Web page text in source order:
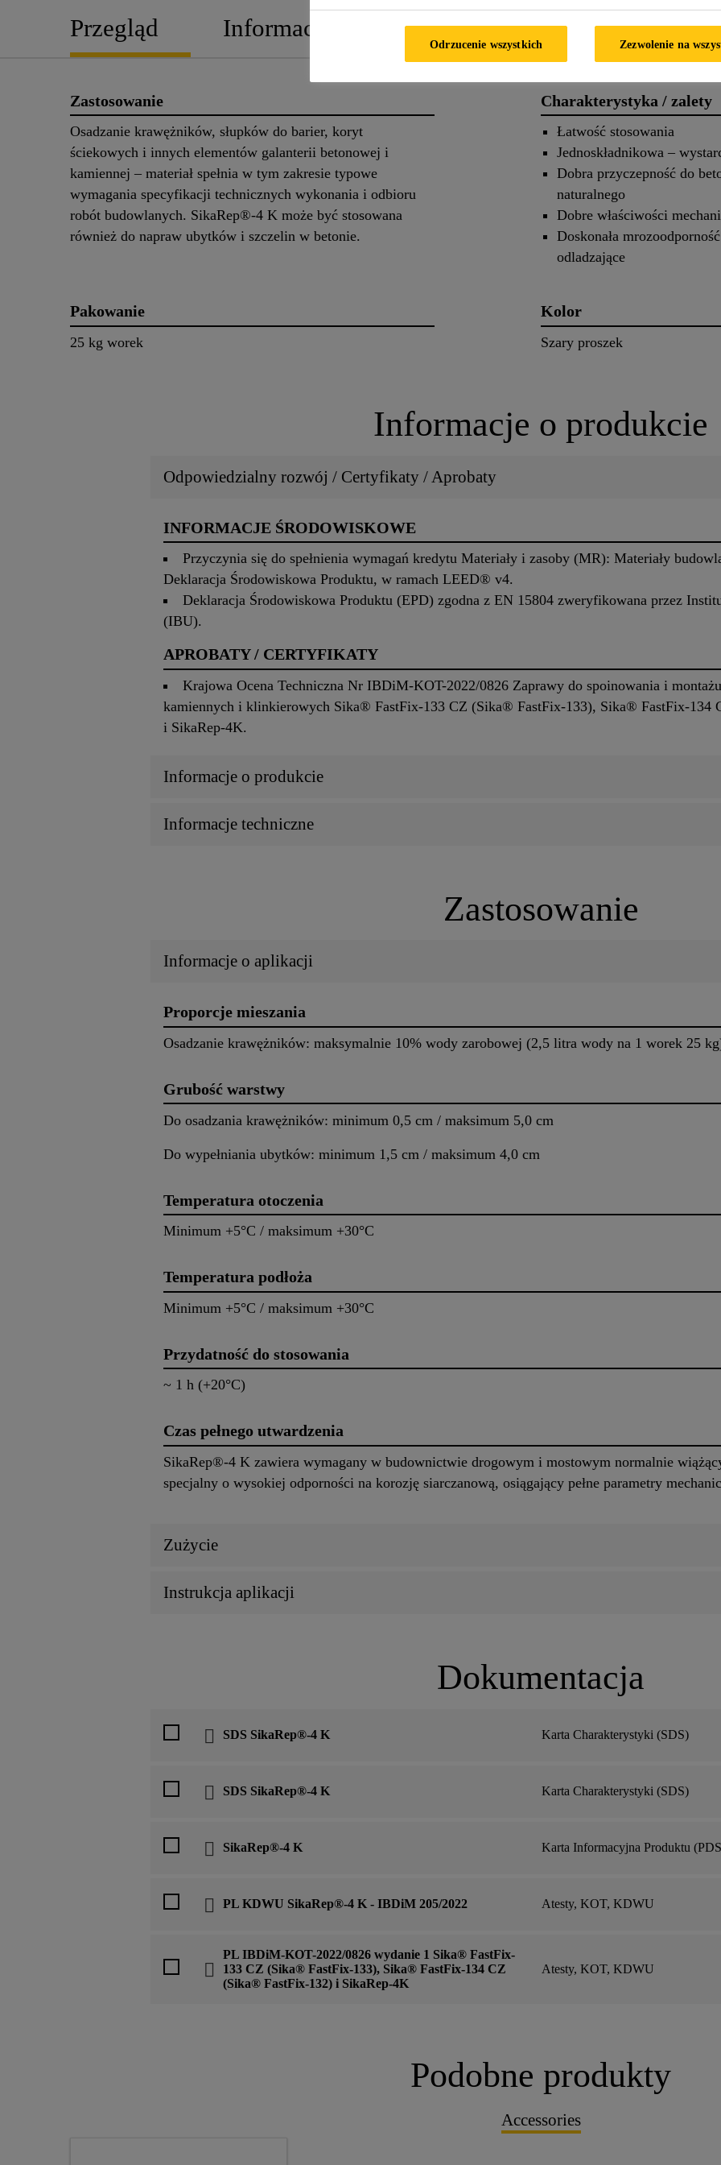
Przegląd Informacje o produkcie Zastosowanie
Zastosowanie
Osadzanie krawężników, słupków do barier, koryt
ściekowych i innych elementów galanterii betonowej i
kamiennej – materiał spełnia w tym zakresie typowe
wymagania specyfikacji technicznych wykonania i odbioru
robót budowlanych. SikaRep®-4 K może być stosowana
również do napraw ubytków i szczelin w betonie.
Charakterystyka / zalety
Łatwość stosowania
Jednoskładnikowa –
Dobra przyczepność do
naturalnego
Dobre właściwości
Doskonała
odladzające
Pakowanie
25 kg worek
Kolor
Szary proszek
Informacje o produkcie
Odpowiedzialny rozwój / Certyfikaty / Aprobaty
INFORMACJE ŚRODOWISKOWE
Przyczynia się do spełnienia wymagań kredytu Materiały i zasoby (MR): Materiały
Deklaracja Środowiskowa Produktu, w ramach LEED® v4.
Deklaracja Środowiskowa Produktu (EPD) zgodna z EN 15804 zweryfikowana przez
(IBU).
APROBATY / CERTYFIKATY
Krajowa Ocena Techniczna Nr IBDiM-KOT-2022/0826 Zaprawy do spoinowania i
kamiennych i klinkierowych Sika® FastFix-133 CZ (Sika® FastFix-133), Sika® FastFix-134
i SikaRep-4K.
Informacje o produkcie
Informacje techniczne
Zastosowanie
Informacje o aplikacji
Proporcje mieszania
Osadzanie krawężników: maksymalnie 10% wody zarobowej (2,5 litra wody na 1 worek 25
Grubość warstwy
Do osadzania krawężników: minimum 0,5 cm / maksimum 5,0 cm
Do wypełniania ubytków: minimum 1,5 cm / maksimum 4,0 cm
Temperatura otoczenia
Minimum +5°C / maksimum +30°C
Temperatura podłoża
Minimum +5°C / maksimum +30°C
Przydatność do stosowania
~ 1 h (+20°C)
Czas pełnego utwardzenia
SikaRep®-4 K zawiera wymagany w budownictwie drogowym i mostowym normalnie
specjalny o wysokiej odporności na korozję siarczanową, osiągający pełne parametry
Zużycie
Instrukcja aplikacji
Dokumentacja
SDS SikaRep®-4 K Karta Charakterystyki (SDS)
SDS SikaRep®-4 K Karta Charakterystyki (SDS)
SikaRep®-4 K Karta Informacyjna Produktu
PL KDWU SikaRep®-4 K - IBDiM 205/2022 Atesty, KOT, KDWU
PL IBDiM-KOT-2022/0826 wydanie 1 Sika® FastFix-
133 CZ (Sika® FastFix-133), Sika® FastFix-134 CZ
(Sika® FastFix-132) i SikaRep-4K
Atesty, KOT, KDWU
Podobne produkty
Accessories
Odrzucenie wszystkich Zezwolenie na